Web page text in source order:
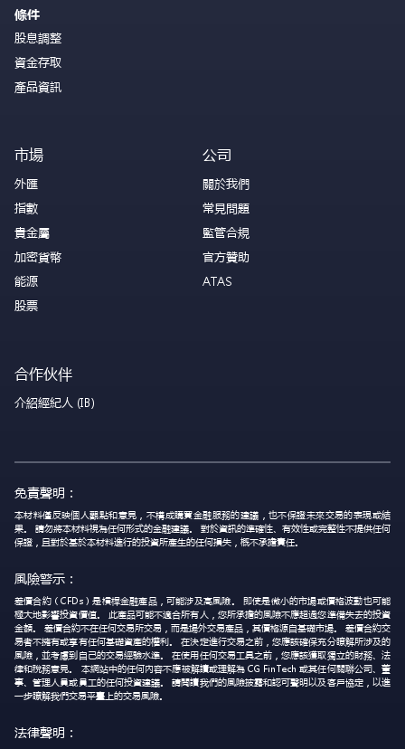
條件
股息調整
資金存取
產品資訊
市場
外匯
指數
貴金屬
加密貨幣
能源
股票
公司
關於我們
常見問題
監管合規
官方贊助
ATAS
合作伙伴
介紹經紀人 (IB)
免責聲明：
本材料僅反映個人觀點和意見，不構成購買金融服務的建議，也不保證未來交易的表現或結
果。 請勿將本材料視為任何形式的金融建議。 對於資訊的準確性、有效性或完整性不提供任何
保證，且對於基於本材料進行的投資所產生的任何損失，概不承擔責任。
風險警示：
差價合約（CFDs）是槓桿金融產品，可能涉及高風險。 即使是微小的市場或價格波動也可能
極大地影響投資價值。 此產品可能不適合所有人，您所承擔的風險不應超過您準備失去的投資
金額。 差價合約不在任何交易所交易，而是場外交易產品，其價格源自基礎市場。 差價合約交
易者不擁有或享有任何基礎資產的權利。 在決定進行交易之前，您應該確保充分瞭解所涉及的
風險，並考慮到自己的交易經驗水準。 在使用任何交易工具之前，您應該獲取獨立的財務、法
律和稅務意見。 本網站中的任何內容不應被解讀或理解為 CG FinTech 或其任何關聯公司、董
事、管理人員或員工的任何投資建議。 請閱讀我們的風險披露和認可聲明以及客戶協定，以進
一步瞭解我們交易平臺上的交易風險。
法律聲明：